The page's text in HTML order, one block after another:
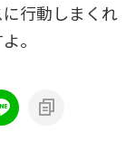
行動しまくれ
。